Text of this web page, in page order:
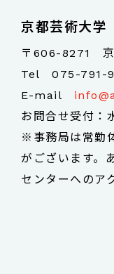
京都芸術大
〒606-8271 京
Tel075-791-
E-mail
お問合せ受付：
※事務局は常勤
がございます。
センターへのア